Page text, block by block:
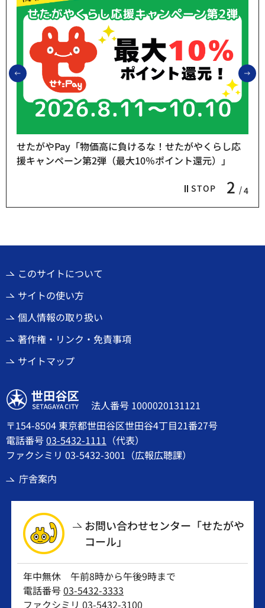
前のスライドを表示
STOP 2 4
せたがやPay「物価高に負けるな！せたがやくらし応
援キャンペーン第2弾（最大10％ポイント還元）」
このサイトについて
サイトの使い方
個人情報の取り扱い
著作権・リンク・免責事項
サイトマップ
世田谷区
法人番号 1000020131121
〒154-8504 東京都世田谷区世田谷4丁目21番27号
電話番号03-5432-1111 （代表）
ファクシミリ 03-5432-3001（広報広聴課）
庁舎案内
お問い合わせセンター「せたがや
コール」
年中無休 午前8時から午後9時まで
電話番号03-5432-3333
ファクシミリ 03-5432-3100